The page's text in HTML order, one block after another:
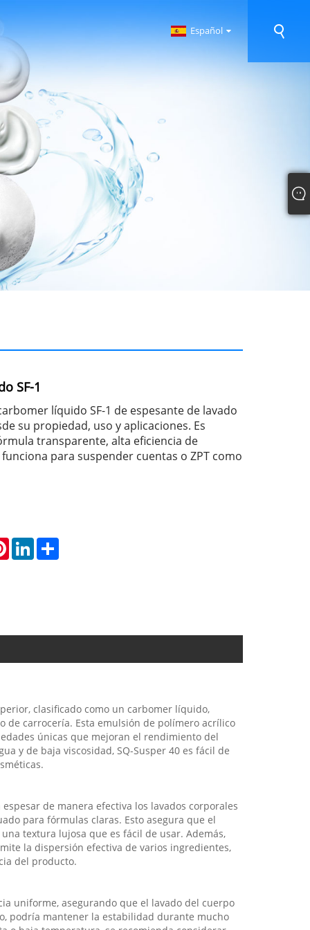
Español
SF-1
líquido SF-1 de espesante de lavado
su propiedad, uso y aplicaciones. Es
transparente, alta eficiencia de
para suspender cuentas o ZPT como
PinterestLinkedInShare
clasificado como un carbomer líquido,
de carrocería. Esta emulsión de polímero acrílico
únicas que mejoran el rendimiento del
y de baja viscosidad, SQ-Susper 40 es fácil de
de manera efectiva los lavados corporales
para fórmulas claras. Esto asegura que el
textura lujosa que es fácil de usar. Además,
la dispersión efectiva de varios ingredientes,
del producto.
uniforme, asegurando que el lavado del cuerpo
podría mantener la estabilidad durante mucho